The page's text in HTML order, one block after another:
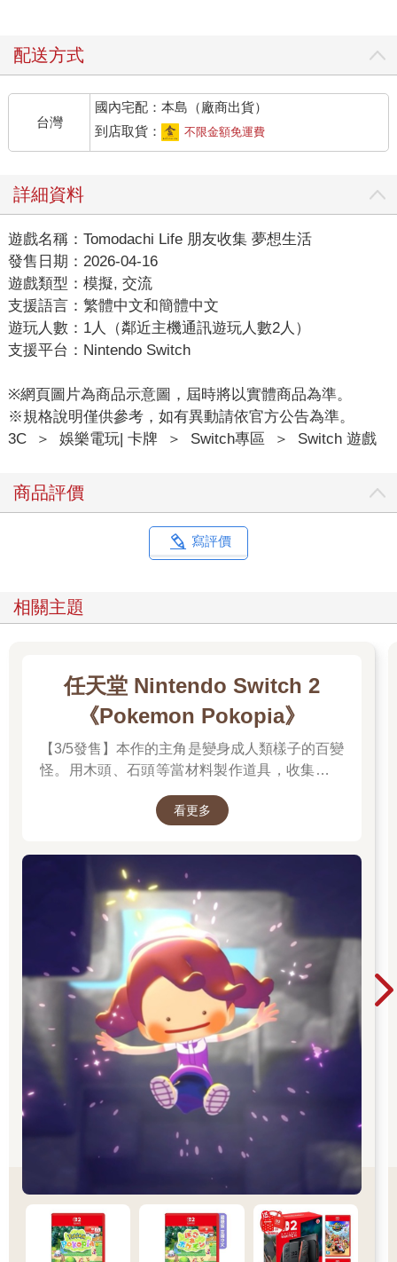
配送方式
台灣
國內宅配：本島（廠商出貨）
到店取貨：
不限金額免運費
詳細資料
遊戲名稱：Tomodachi Life 朋友收集 夢想生活
發售日期：2026-04-16
遊戲類型：模擬, 交流
支援語言：繁體中文和簡體中文
遊玩人數：1人（鄰近主機通訊遊玩人數2人）
支援平台：Nintendo Switch
※網頁圖片為商品示意圖，屆時將以實體商品為準。
※規格說明僅供參考，如有異動請依官方公告為準。
3C
＞ 娛樂電玩| 卡牌 ＞ Switch專區 ＞ Switch 遊戲
商品評價
寫評價
相關主題
任天堂 Nintendo Switch 2
《Pokemon Pokopia》
【3/5發售】本作的主角是變身成人類樣子的百變
怪。用木頭、石頭等當材料製作道具，收集樹果
方吧。並且遊戲中的時間會與現實時間同步。體
的個性，度過悠悠哉哉的生活吧。
看更多